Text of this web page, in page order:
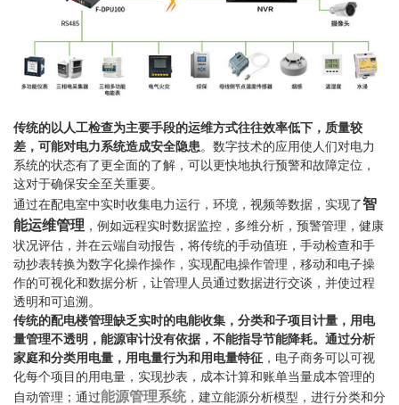
传统的以人工检查为主要手段的运维方式往往效率低下，质量较
差，可能对电力系统造成安全隐患。数字技术的应用使人们对电力
系统的状态有了更全面的了解，可以更快地执行预警和故障定位，
这对于确保安全至关重要。
通过在配电室中实时收集电力运行，环境，视频等数据，实现了智
能运维管理 ，例如远程实时数据监控，多维分析，预警管理，健康
状况评估，并在云端自动报告，将传统的手动值班，手动检查和手
动抄表转换为数字化操作操作，实现配电操作管理，移动和电子操
作的可视化和数据分析，让管理人员通过数据进行交谈，并使过程
透明和可追溯。
传统的配电楼管理缺乏实时的电能收集，分类和子项目计量，用电
量管理不透明，能源审计没有依据，不能指导节能降耗。通过分析
家庭和分类用电量，用电量行为和用电量特征 ，电子商务可以可视
化每个项目的用电量，实现抄表，成本计算和账单当量成本管理的
自动管理；通过能源管理系统，建立能源分析模型，进行分类和分